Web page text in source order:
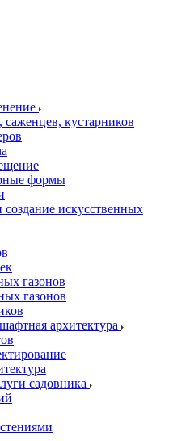
саженцев, кустарников
формы
искусственных
газонов
газонов
архитектура
садовника